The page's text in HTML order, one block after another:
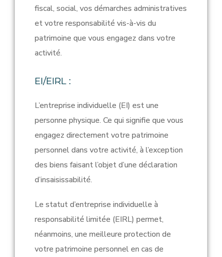
fiscal, social, vos démarches administratives
et votre responsabilité vis-à-vis du
patrimoine que vous engagez dans votre
activité.
EI/EIRL :
L’entreprise individuelle (EI) estune
personne physique. Ce qui signifie que vous
engagez directement votre patrimoine
personnel dans votre activité, à l’exception
des biens faisant l’objet d’une déclaration
d’insaisissabilité.
Le statut d’entreprise individuelle à
responsabilité limitée (EIRL) permet,
néanmoins, une meilleure protection de
votre patrimoine personnel en cas de